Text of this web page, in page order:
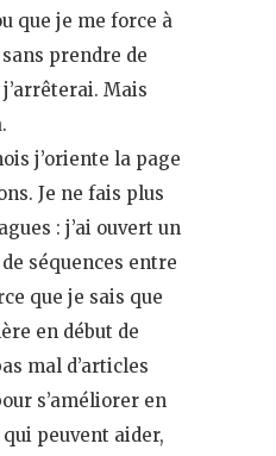
que je me force à
prendre de
Mais
j’oriente la page
Je ne fais plus
: j’ai ouvert un
séquences entre
que je sais que
en début de
mal d’articles
s’améliorer en
peuvent aider,